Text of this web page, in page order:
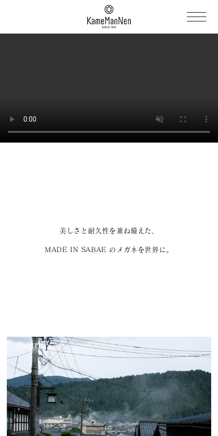
美しさと耐久性を兼ね備えた、
MADE IN SABAE のメガネを世界に。
ABOUT